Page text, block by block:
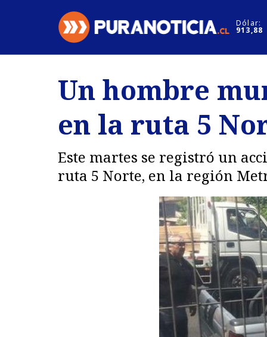
Dólar:
913,88
Regiones
Deportes Motores
Un hombre
en la ruta 5
Este martes se registró un
ruta 5 Norte, en la región